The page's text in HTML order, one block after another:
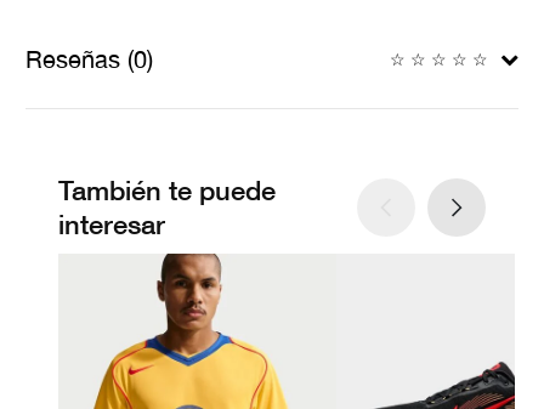
Reseñas (0) ☆ ☆ ☆ ☆ ☆
También te puede
interesar